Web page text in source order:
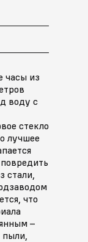
часы из
воду с
стекло
лучшее
стали,
что
–